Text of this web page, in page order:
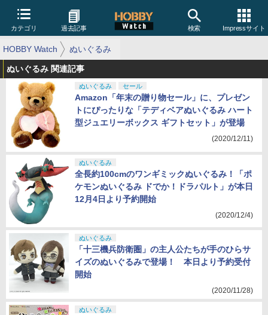
カテゴリ 過去記事 検索 Impressサイト
HOBBY Watch ぬいぐるみ
ぬいぐるみ 関連記事
ぬいぐるみ セール
Amazon「年末の贈り物セール」に、プレゼン
トにぴったりな「テディベアぬいぐるみ ハート
型ジュエリーボックス ギフトセット」が登場
(2020/12/11)
ぬいぐるみ
全長約100cmのワンギミックぬいぐるみ！「ポ
ケモンぬいぐるみ ドでか！ドラパルト」が本日
12月4日より予約開始
(2020/12/4)
ぬいぐるみ
「十三機兵防衛圏」の主人公たちが手のひらサ
イズのぬいぐるみで登場！ 本日より予約受付
開始
(2020/11/28)
ぬいぐるみ